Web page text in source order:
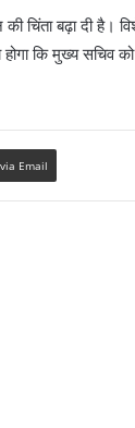
बढ़ा दी है।
कि मुख्य सचिव
Email